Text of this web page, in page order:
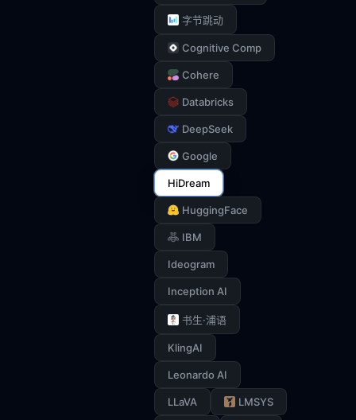
字节跳动
Cognitive Comp
Cohere
Databricks
DeepSeek
Google
HiDream
HuggingFace
IBM
Ideogram
Inception AI
书生·浦语
KlingAI
Leonardo AI
LLaVA LMSYS